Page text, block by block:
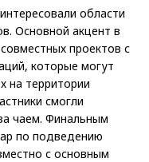
области
Основной акцент в
проектов с
которые могут
на территории
смогли
чаем. Финальным
по подведению
с основным